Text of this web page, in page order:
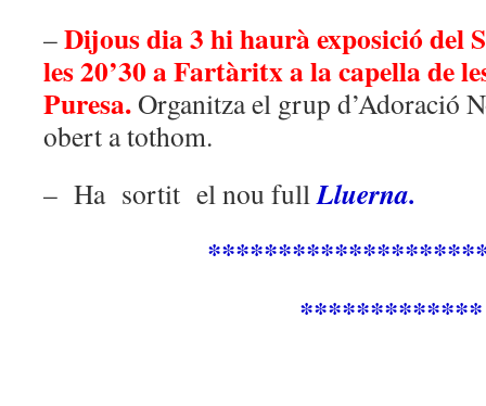
–Dijous dia 3 hi haurà exposició del
les 20’30 a Fartàritx a la capella de
Puresa.Organitza el grup d’Adoració
obert a tothom.
– Ha sortit el nou fullLluerna.
*************